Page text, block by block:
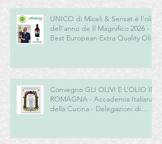
UNICO di Miceli & Sensat è l’olio
dell’anno de Il Magnifico 2026 -
Best European Extra Quality Olive
Convegno GLI OLIVI E L’OLIO IN
ROMAGNA - Accademia Italiana
della Cucina - Delegazioni di